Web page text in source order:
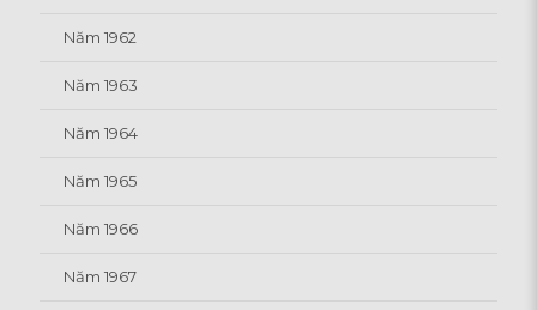
Năm 1962
Năm 1963
Năm 1964
Năm 1965
Năm 1966
Năm 1967